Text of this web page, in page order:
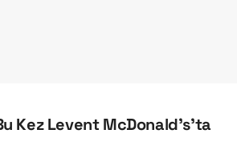
Kez Levent McDonald’s’ta